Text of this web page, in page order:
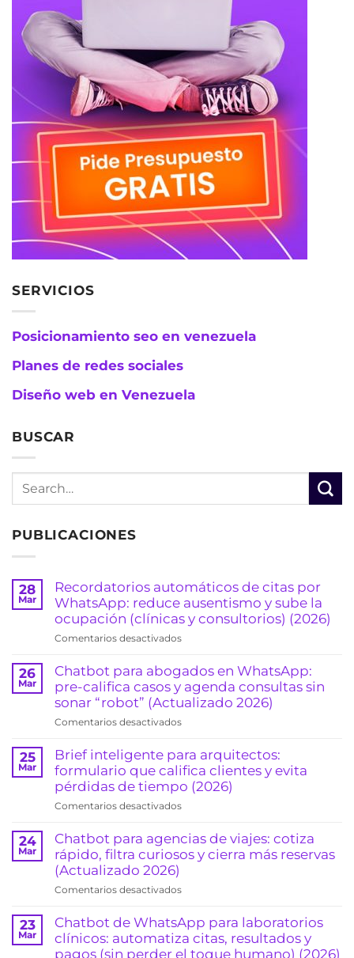
SERVICIOS
Posicionamiento seo en venezuela
Planes de redes sociales
Diseño web en Venezuela
BUSCAR
PUBLICACIONES
28
Mar
Recordatorios automáticos de citas por
WhatsApp: reduce ausentismo y sube la
ocupación (clínicas y consultorios) (2026)
Comentarios desactivadosen
automáticos
de
citas
WhatsApp:
ausentismo
y
sube
(clínicas
consultorios)
26
Mar
Chatbot para abogados en WhatsApp:
pre-califica casos y agenda consultas sin
sonar “robot” (Actualizado 2026)
Comentarios desactivadosen
para
abogados
WhatsApp:
pre-
casos
y
sonar
“robot”
(Actualizado
25
Mar
Brief inteligente para arquitectos:
formulario que califica clientes y evita
pérdidas de tiempo (2026)
Comentarios desactivadosen
inteligente
para
arquitectos:
que
clientes
y
evita
24
Mar
Chatbot para agencias de viajes: cotiza
rápido, filtra curiosos y cierra más reservas
(Actualizado 2026)
Comentarios desactivadosen
para
agencias
de
23
Mar
Chatbot de WhatsApp para laboratorios
clínicos: automatiza citas, resultados y
pagos (sin perder el toque humano) (2026)